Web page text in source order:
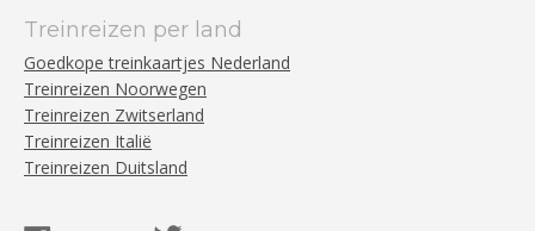
Treinreizen per land
Goedkope treinkaartjes Nederland
Treinreizen Noorwegen
Treinreizen Zwitserland
Treinreizen Italië
Treinreizen Duitsland